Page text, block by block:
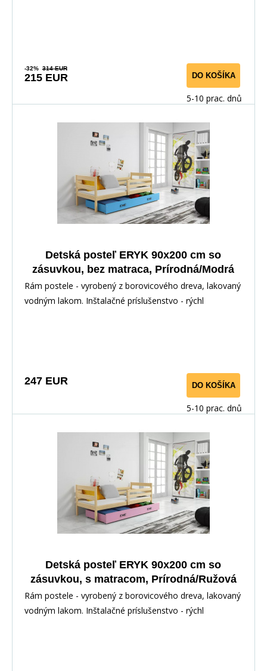
-32% 314 EUR
215 EUR DO KOŠÍKA
5-10 prac. dnů
Detská posteľ ERYK 90x200 cm so
zásuvkou, bez matraca, Prírodná/Modrá
Rám postele - vyrobený z borovicového dreva, lakovaný
vodným lakom. Inštalačné príslušenstvo - rýchl
247 EUR DO KOŠÍKA
5-10 prac. dnů
Detská posteľ ERYK 90x200 cm so
zásuvkou, s matracom, Prírodná/Ružová
Rám postele - vyrobený z borovicového dreva, lakovaný
vodným lakom. Inštalačné príslušenstvo - rýchl